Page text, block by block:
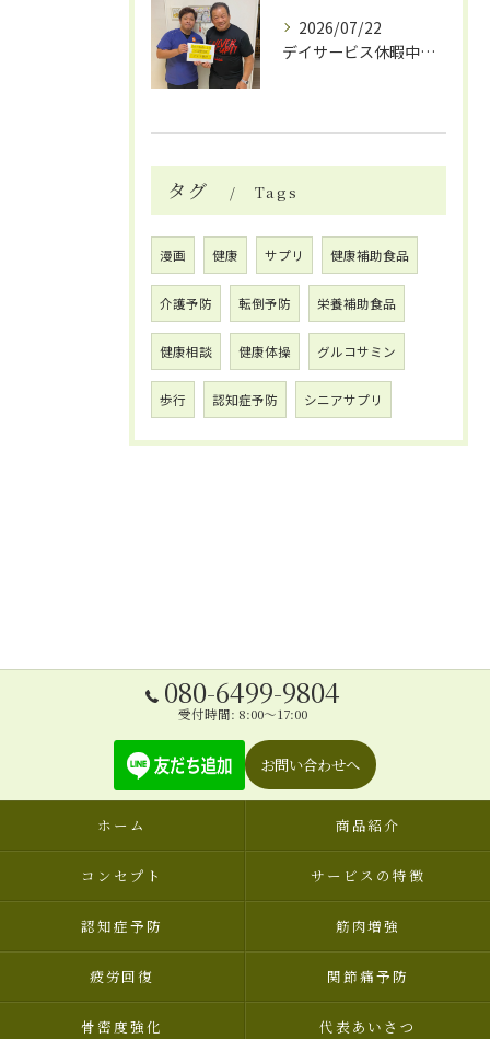
2026/07/22
デイサービス休暇中の自費リハビリ活用法
タグ Tags
漫画 健康 サプリ 健康補助食品
介護予防 転倒予防 栄養補助食品
健康相談 健康体操 グルコサミン
歩行 認知症予防 シニアサプリ
080-6499-9804
受付時間: 8:00～17:00
お問い合わせへ
ホーム 商品紹介
コンセプト サービスの特徴
認知症予防 筋肉増強
疲労回復 関節痛予防
骨密度強化 代表あいさつ